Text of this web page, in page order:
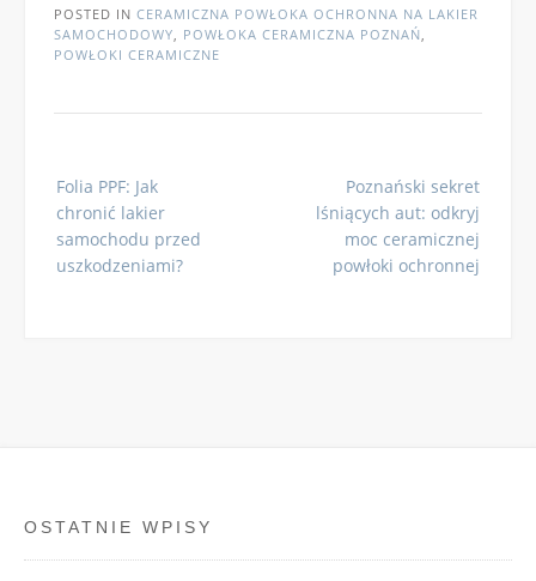
POSTED IN CERAMICZNA POWŁOKA OCHRONNA NA LAKIER
SAMOCHODOWY
POWŁOKA CERAMICZNA POZNAŃ
POWŁOKI CERAMICZNE
navigation
Folia PPF: Jak
chronić lakier
samochodu przed
uszkodzeniami?
Poznański sekret
lśniących aut: odkryj
moc ceramicznej
powłoki ochronnej
OSTATNIE WPISY